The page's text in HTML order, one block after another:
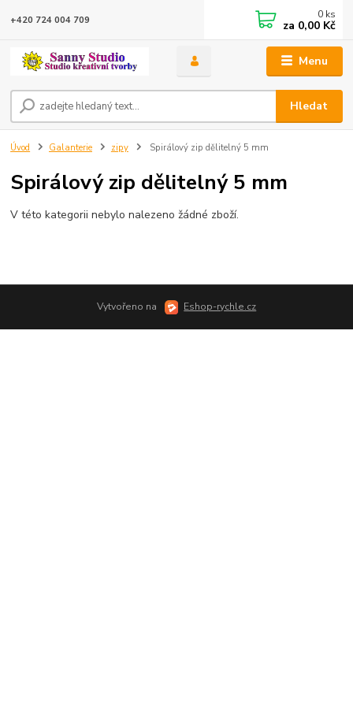
Menu
Hledat
+420 724 004 709 0 ks
za 0,00 Kč
Úvod Galanterie zipy Spirálový zip dělitelný 5 mm
Spirálový zip dělitelný 5 mm
V této kategorii nebylo nalezeno žádné zboží.
Vytvořeno na Eshop-rychle.cz